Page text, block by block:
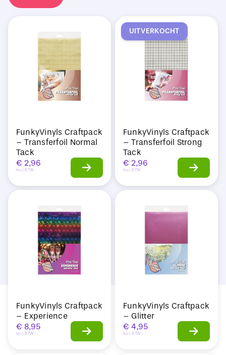
Hobby Artikelen
FunkyVinyls Craftpack
– Transferfoil Normal
Tack
€ 2,96
Incl. BTW
UITVERKOCHT
FunkyVinyls Craftpack
– Transferfoil Strong
Tack
€ 2,96
Incl. BTW
FunkyVinyls Craftpack
– Experience
€ 8,95
Incl. BTW
FunkyVinyls Craftpack
– Glitter
€ 4,95
Incl. BTW